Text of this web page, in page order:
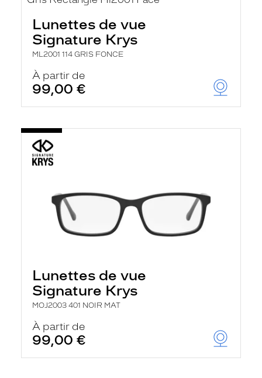
Lunettes de vue
Signature Krys
ML2001 114 GRIS FONCE
À partir de
99,00 €
Lunettes de vue
Signature Krys
MOJ2003 401 NOIR MAT
À partir de
99,00 €